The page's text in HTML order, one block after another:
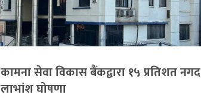
कामना सेवा विकास बैंकद्वारा १५ प्रतिशत नगद
लाभांश घोषणा